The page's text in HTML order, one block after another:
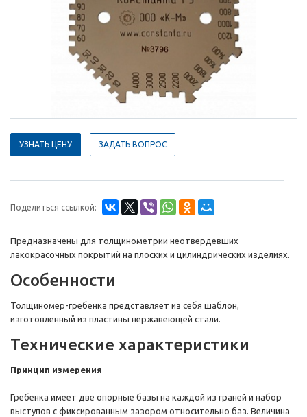
УЗНАТЬ ЦЕНУ ЗАДАТЬ ВОПРОС
Поделиться ссылкой:
Предназначены для толщинометрии неотвердевших
лакокрасочных покрытий на плоских и цилиндрических изделиях.
Особенности
Толщиномер-гребенка представляет из себя шаблон,
изготовленный из пластины нержавеющей стали.
Технические характеристики
Принцип измерения
Гребенка имеет две опорные базы на каждой из граней и набор
выступов с фиксированным зазором относительно баз. Величина